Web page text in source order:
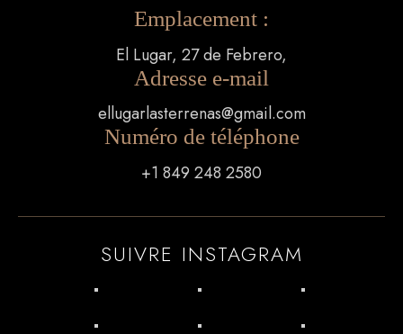
Emplacement :
El Lugar, 27 de Febrero,
Adresse e-mail
ellugarlasterrenas@gmail.com
Numéro de téléphone
+1 849 248 2580
SUIVRE INSTAGRAM